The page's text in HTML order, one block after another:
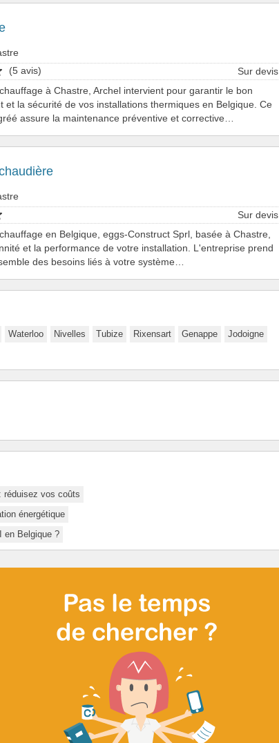
(5 avis)
Sur devis
à Chastre, Archel intervient pour garantir le bon
et la sécurité de vos installations thermiques en Belgique. Ce
assure la maintenance préventive et corrective…
Sur devis
en Belgique, eggs-Construct Sprl, basée à Chastre,
et la performance de votre installation. L'entreprise prend
des besoins liés à votre système…
Waterloo Nivelles Tubize Rixensart Genappe
Jodoigne
réduisez vos coûts
énergétique
en Belgique ?